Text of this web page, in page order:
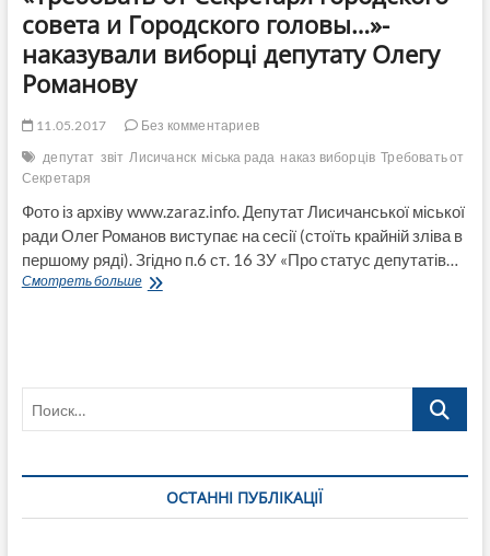
совета и Городского головы…»-
наказували виборці депутату Олегу
Романову
11.05.2017
Без комментариев
депутат звіт Лисичанск міська рада наказ виборців Требовать от
Секретаря
Фото із архіву www.zaraz.info. Депутат Лисичанської міської
ради Олег Романов виступає на сесії (стоїть крайній зліва в
першому ряді). Згідно п.6 ст. 16 ЗУ «Про статус депутатів…
Смотреть больше«Требовать
депутату
Олегу
Романову
Поиск…
ОСТАННІ ПУБЛІКАЦІЇ